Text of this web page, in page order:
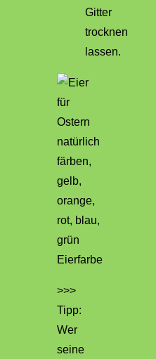
Gitter
trocknen
lassen.
>>>
Tipp:
Wer
seine